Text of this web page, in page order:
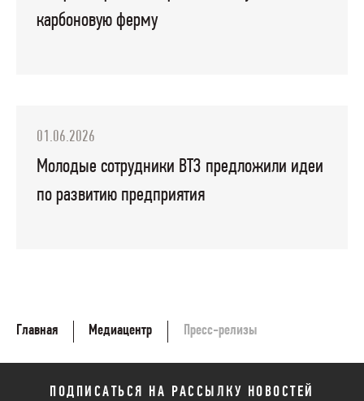
карбоновую ферму
01.06.2026
Молодые сотрудники ВТЗ предложили идеи
по развитию предприятия
Главная Медиацентр Пресс-релизы
ПОДПИСАТЬСЯ НА РАССЫЛКУ НОВОСТЕЙ